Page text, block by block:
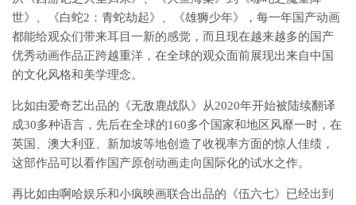
世》、《白蛇2：青蛇劫起》、《雄狮少年》，每一年国产动画
都能给观众们带来耳目一新的感觉，而且现在越来越多的国产
优秀动画作品正跨越重洋，在全球的观众面前展现出来自中国
的文化风格和美学理念。
比如由爱奇艺出品的《无敌鹿战队》从2020年开始被陆续翻译
成30多种语言，先后在全球的160多个国家和地区风靡一时，在
英国、澳大利亚、新加坡等地创造了收视率方面的惊人佳绩，
这部作品可以看作国产原创动画走向国际化的试水之作。
再比如由啊哈娱乐和小疯映画联合出品的《伍六七》已经出到